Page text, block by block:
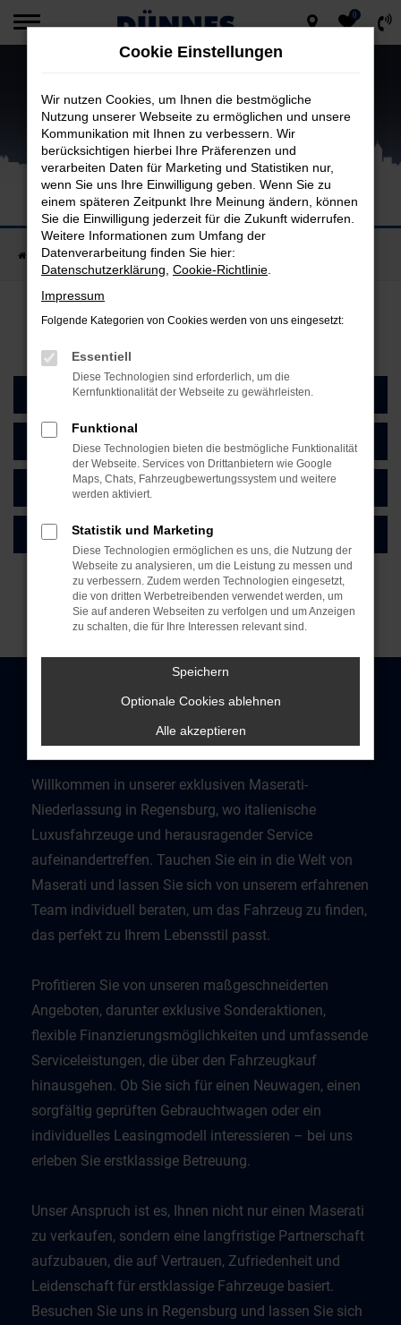
Zum
0
MASERATI AUTOHAUS UND WERKSTATT
Scuderia Dünnes in Regensburg
Startseite Marken Maserati
PROBEFAHRT
TERMINVEREINBARUNG
MASERATI SERVICE
KONTAKT & ÖFFNUNGSZEITEN
Willkommen in unserer exklusiven Maserati-
Niederlassung in Regensburg, wo italienische
Luxusfahrzeuge und herausragender Service
aufeinandertreffen. Tauchen Sie ein in die Welt von
Maserati und lassen Sie sich von unserem erfahrenen
Team individuell beraten, um das Fahrzeug zu finden,
das perfekt zu Ihrem Lebensstil passt.
Profitieren Sie von unseren maßgeschneiderten
Angeboten, darunter exklusive Sonderaktionen,
flexible Finanzierungsmöglichkeiten und umfassende
Serviceleistungen, die über den Fahrzeugkauf
hinausgehen. Ob Sie sich für einen Neuwagen, einen
sorgfältig geprüften Gebrauchtwagen oder ein
individuelles Leasingmodell interessieren – bei uns
erleben Sie erstklassige Betreuung.
Unser Anspruch ist es, Ihnen nicht nur einen Maserati
zu verkaufen, sondern eine langfristige Partnerschaft
aufzubauen, die auf Vertrauen, Zufriedenheit und
Leidenschaft für erstklassige Fahrzeuge basiert.
Besuchen Sie uns in Regensburg und lassen Sie sich
Cookie Einstellungen
Wir nutzen Cookies, um Ihnen die bestmögliche
Nutzung unserer Webseite zu ermöglichen und unsere
Kommunikation mit Ihnen zu verbessern. Wir
berücksichtigen hierbei Ihre Präferenzen und
verarbeiten Daten für Marketing und Statistiken nur,
wenn Sie uns Ihre Einwilligung geben. Wenn Sie zu
einem späteren Zeitpunkt Ihre Meinung ändern, können
Sie die Einwilligung jederzeit für die Zukunft widerrufen.
Weitere Informationen zum Umfang der
Datenverarbeitung finden Sie hier:
Datenschutzerklärung Cookie-Richtlinie
Impressum
Folgende Kategorien von Cookies werden von uns eingesetzt:
Essentiell
Diese Technologien sind erforderlich, um die
Kernfunktionalität der Webseite zu gewährleisten.
Funktional
Diese Technologien bieten die bestmögliche Funktionalität
der Webseite. Services von Drittanbietern wie Google
Maps, Chats, Fahrzeugbewertungssystem und weitere
werden aktiviert.
Statistik und Marketing
Diese Technologien ermöglichen es uns, die Nutzung der
Webseite zu analysieren, um die Leistung zu messen und
zu verbessern. Zudem werden Technologien eingesetzt,
die von dritten Werbetreibenden verwendet werden, um
Sie auf anderen Webseiten zu verfolgen und um Anzeigen
zu schalten, die für Ihre Interessen relevant sind.
Speichern
Optionale Cookies ablehnen
Alle akzeptieren